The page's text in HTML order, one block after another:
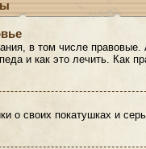
в том числе правовые.
и как это лечить. Как
о своих покатушках и